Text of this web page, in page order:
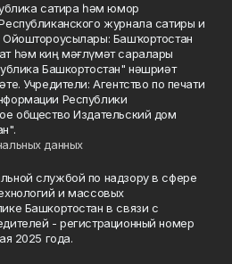
сатира һәм юмор
журнала сатиры и
Башҡортостан
һәм киң мәғлүмәт саралары
Башкортостан" нәшриәт
Учредители: Агентство по печати
Республики
общество Издательский дом
данных
службой по надзору в сфере
и массовых
Башкортостан в связи с
- регистрационный номер
2025 года.